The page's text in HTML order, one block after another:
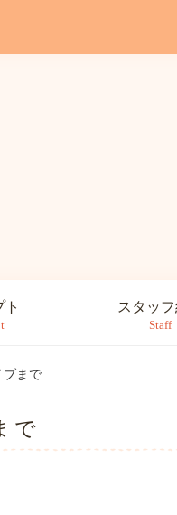
ト スタッ
Staff
ブまで
で